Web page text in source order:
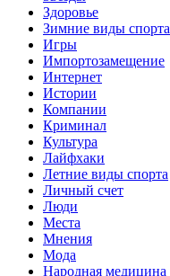
Здоровье
Зимние виды спорта
Игры
Импортозамещение
Интернет
Истории
Компании
Криминал
Культура
Лайфхаки
Летние виды спорта
Личный счет
Люди
Места
Мнения
Мода
Народная медицина